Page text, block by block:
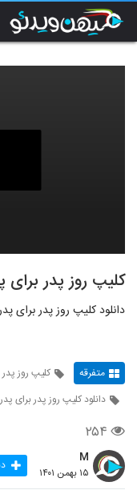
کلیپ روز پدر برای
دانلود کلیپ روز پدر برای
متفرقه
کلیپ روز
دانلود کلیپ روز پدر برای
۲۵۴
M
۱۵ بهمن ۱۴۰۱